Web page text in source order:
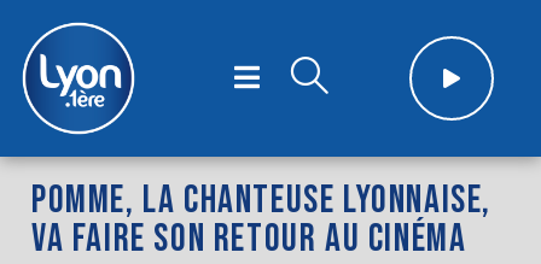
POMME, LA CHANTEUSE LYONNAISE,
VA FAIRE SON RETOUR AU CINÉMA